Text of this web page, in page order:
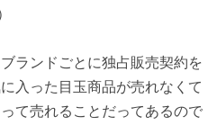
ランドごとに独占販売契約を
入った目玉商品が売れなくて
て売れることだってあるので